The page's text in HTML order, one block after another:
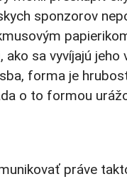
sponzorov
sa vyvíjajú
forma je
o to formou
práve